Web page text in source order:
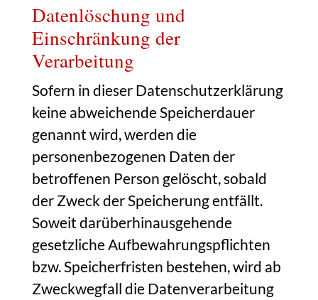
Datenlöschung und
Einschränkung der
Verarbeitung
Sofern in dieser Datenschutzerklärung
keine abweichende Speicherdauer
genannt wird, werden die
personenbezogenen Daten der
betroffenen Person gelöscht, sobald
der Zweck der Speicherung entfällt.
Soweit darüberhinausgehende
gesetzliche Aufbewahrungspflichten
bzw. Speicherfristen bestehen, wird ab
Zweckwegfall die Datenverarbeitung